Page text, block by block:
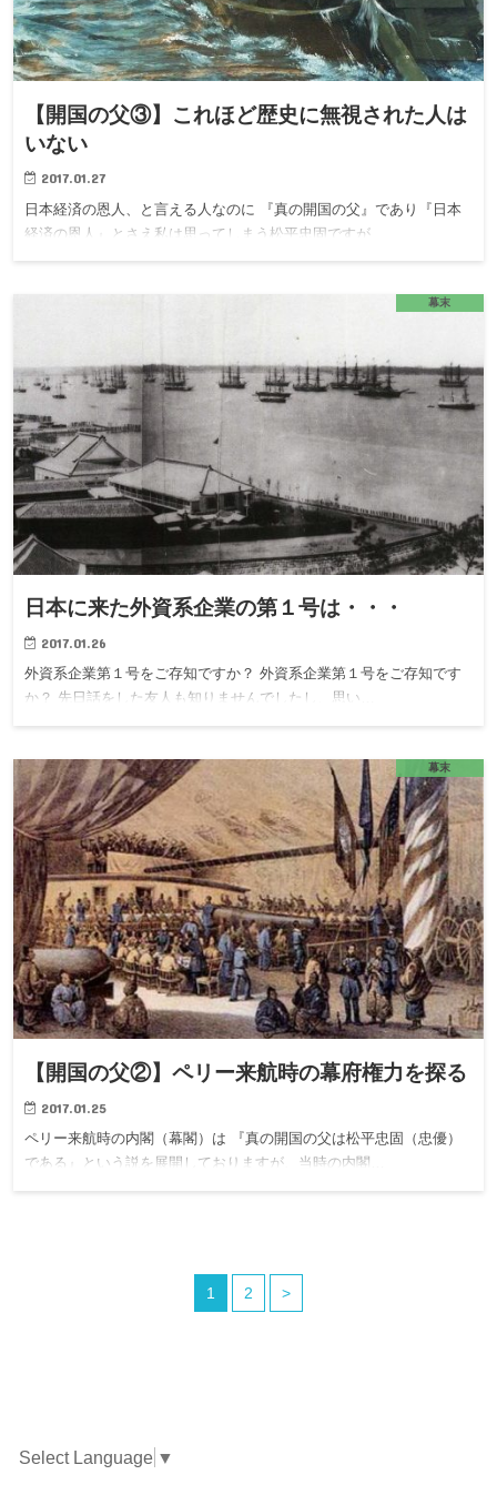
【開国の父③】これほど歴史に無視された人は
いない
2017.01.27
日本経済の恩人、と言える人なのに 『真の開国の父』であり『日本
経済の恩人』とさえ私は思ってしまう松平忠固ですが…
幕末
日本に来た外資系企業の第１号は・・・
2017.01.26
外資系企業第１号をご存知ですか？ 外資系企業第１号をご存知です
か？ 先日話をした友人も知りませんでしたし、思い…
幕末
【開国の父②】ペリー来航時の幕府権力を探る
2017.01.25
ペリー来航時の内閣（幕閣）は 『真の開国の父は松平忠固（忠優）
である』という説を展開しておりますが、当時の内閣…
1 2 >
Select Language ▼